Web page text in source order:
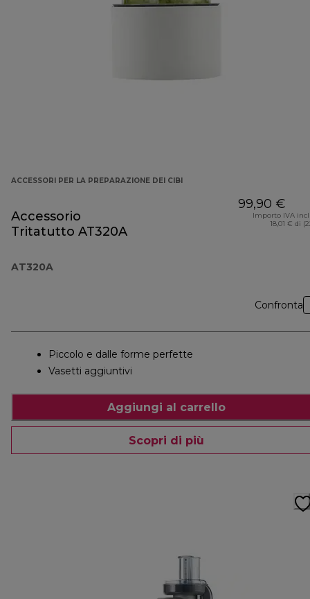
ACCESSORI PER LA PREPARAZIONE DEI CIBI
Accessorio
Tritatutto AT320A
AT320A
99,90 €
Importo IVA
18,01 € di
Confronta
Piccolo e dalle forme perfette
Vasetti aggiuntivi
Aggiungi al carrello
Scopri di più